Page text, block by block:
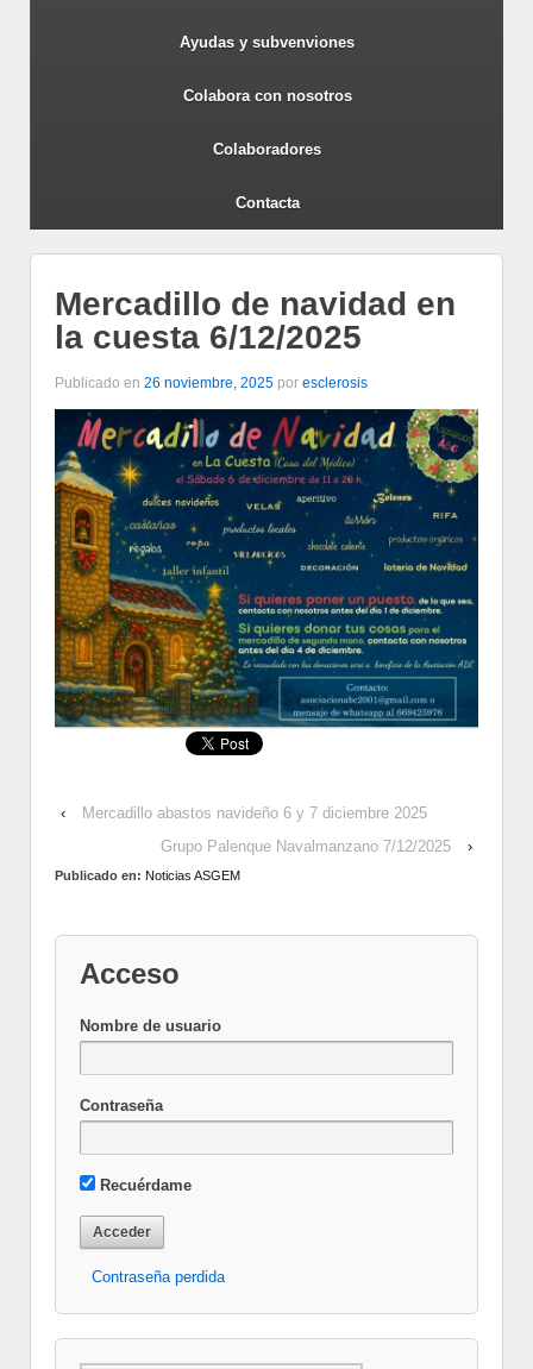
Ayudas y subvenviones
Colabora con nosotros
Colaboradores
Contacta
Mercadillo de navidad en
la cuesta 6/12/2025
Publicado en 26 noviembre, 2025 por esclerosis
‹
Mercadillo abastos navideño 6 y 7 diciembre 2025
Grupo Palenque Navalmanzano 7/12/2025
›
Publicado en: Noticias ASGEM
Acceso
Nombre de usuario
Contraseña
Recuérdame
Contraseña perdida